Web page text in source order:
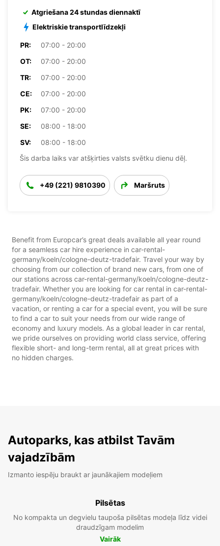
Atgriešana 24 stundas diennaktī
Elektriskie transportlīdzekļi
PR:
07:00 - 20:00
OT:
07:00 - 20:00
TR:
07:00 - 20:00
CE:
07:00 - 20:00
PK:
07:00 - 20:00
SE:
08:00 - 18:00
SV:
08:00 - 18:00
Šis darba laiks var atšķirties valsts svētku dienu dēļ.
+49 (221) 9810390 Maršruts
Benefit from Europcar’s great deals available all year round
for a seamless car hire experience in car-rental-
germany/koeln/cologne-deutz-tradefair. Travel your way by
choosing from our collection of brand new cars, from one of
our stations across car-rental-germany/koeln/cologne-deutz-
tradefair. Whether you are looking for car rental in car-rental-
germany/koeln/cologne-deutz-tradefair as part of a
vacation, or renting a car for a special event, you will be sure
to find a car to suit your needs from our wide range of
economy and luxury models. As a global leader in car rental,
we pride ourselves on providing world class service, offering
flexible short- and long-term rental, all at great prices with
no hidden charges.
Autoparks, kas atbilst Tavām
vajadzībām
Izmanto iespēju braukt ar jaunākajiem modeļiem
Pilsētas
No kompakta un degvielu taupoša pilsētas modeļa līdz videi
draudzīgam modelim
Vairāk